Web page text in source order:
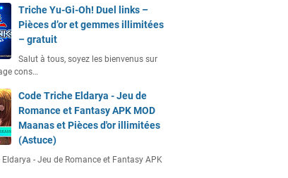
Triche Yu-Gi-Oh! Duel links –
Pièces d’or et gemmes illimitées
– gratuit
Salut à tous, soyez les bienvenus sur
cons…
Code Triche Eldarya - Jeu de
Romance et Fantasy APK MOD
Maanas et Pièces d'or illimitées
(Astuce)
Eldarya - Jeu de Romance et Fantasy APK